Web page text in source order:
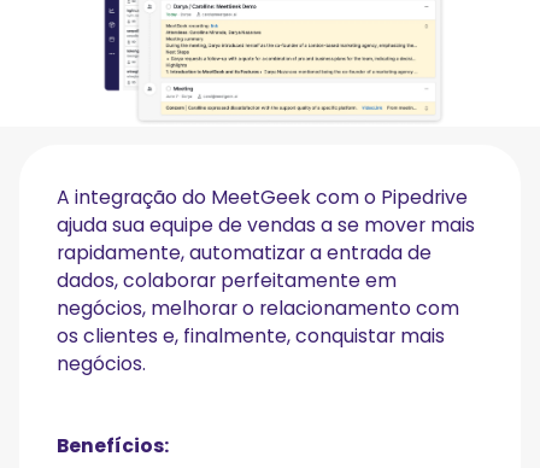
A integração do MeetGeek com o Pipedrive
ajuda sua equipe de vendas a se mover mais
rapidamente, automatizar a entrada de
dados, colaborar perfeitamente em
negócios, melhorar o relacionamento com
os clientes e, finalmente, conquistar mais
negócios.
Benefícios: